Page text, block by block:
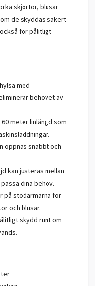
skjortor, blusar
de skyddas säkert
för pålitligt
med
behovet av
60 meter linlängd som
öppnas snabbt och
kan justeras mellan
dina behov.
på stödarmarna för
och blusar.
skydd runt om